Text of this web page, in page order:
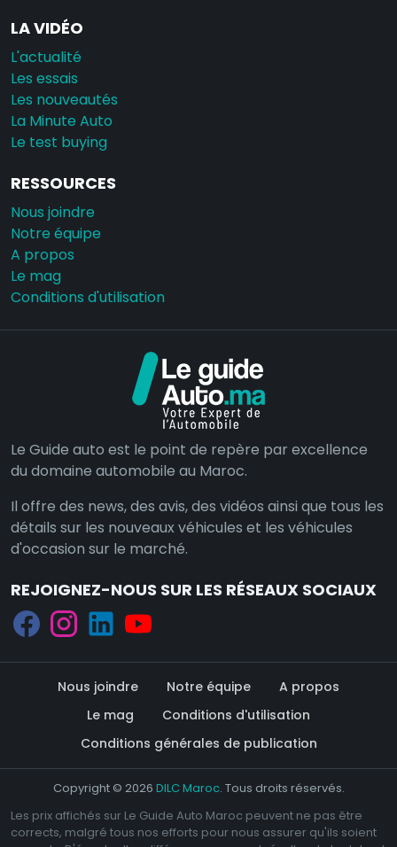
LA VIDÉO
L'actualité
Les essais
Les nouveautés
La Minute Auto
Le test buying
RESSOURCES
Nous joindre
Notre équipe
A propos
Le mag
Conditions d'utilisation
Le Guide auto est le point de repère par excellence
du domaine automobile au Maroc.
Il offre des news, des avis, des vidéos ainsi que tous les
détails sur les nouveaux véhicules et les véhicules
d'occasion sur le marché.
REJOIGNEZ-NOUS SUR LES RÉSEAUX SOCIAUX
Nous joindre Notre équipe
A propos
Le mag
Conditions d'utilisation
Conditions générales de publication
Copyright © 2026 DILC Maroc. Tous droits réservés.
Les prix affichés sur Le Guide Auto Maroc peuvent ne pas être
corrects, malgré tous nos efforts pour nous assurer qu'ils soient